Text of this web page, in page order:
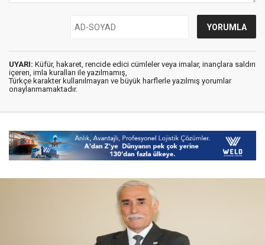
UYARI: Küfür, hakaret, rencide edici cümleler veya imalar, inançlara saldırı
içeren, imla kuralları ile yazılmamış,
Türkçe karakter kullanılmayan ve büyük harflerle yazılmış yorumlar
onaylanmamaktadır.